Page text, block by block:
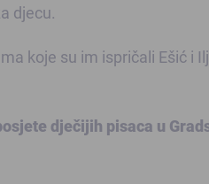
djecu.
koje su im ispričali Ešić i
dječijih pisaca u